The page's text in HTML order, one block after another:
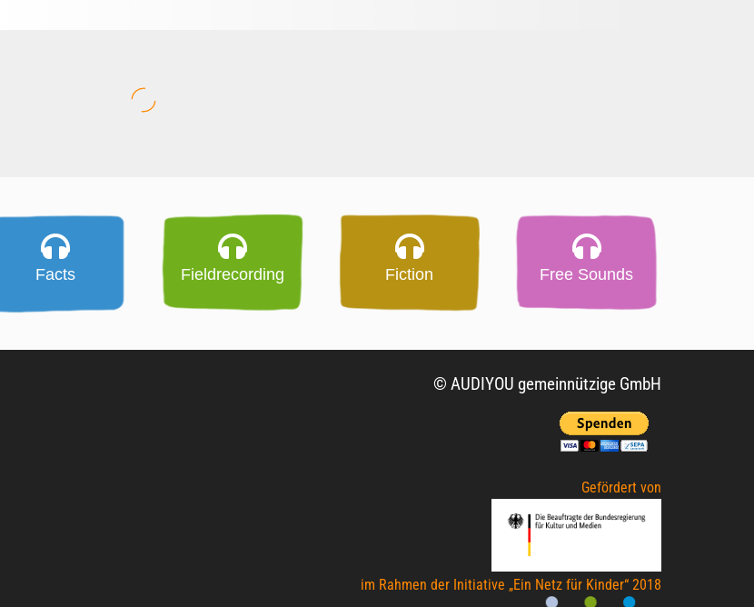
Facts Fieldrecording Fiction Free Sounds
© AUDIYOU gemeinnützige GmbH
Gefördert von
im Rahmen der Initiative „Ein Netz für Kinder“ 2018